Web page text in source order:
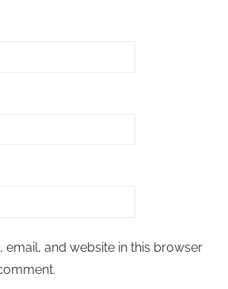
email, and website in this browser